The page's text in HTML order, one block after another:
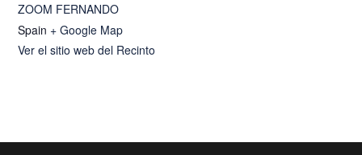
ZOOM FERNANDO
Spain + Google Map
Ver el sitio web del Recinto